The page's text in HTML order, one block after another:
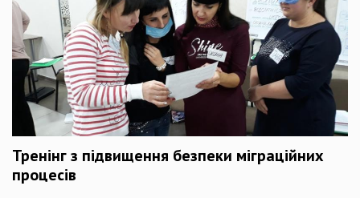
Тренінг з підвищення безпеки міграційних
процесів